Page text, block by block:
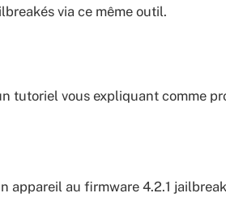
via ce même outil.
tutoriel vous expliquant comme
appareil au firmware 4.2.1